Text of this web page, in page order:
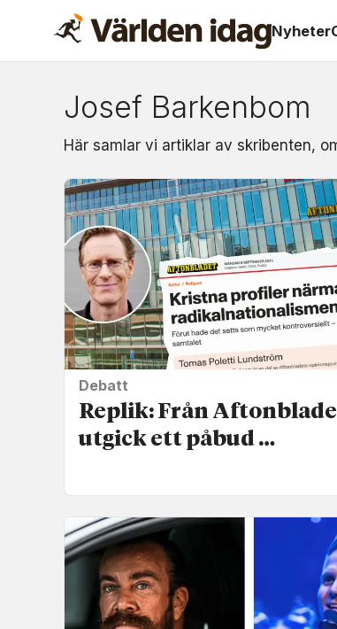
Nyheter
Om:
josef
barkenbom
Josef Barkenbom
Här samlar vi artiklar av skribenten,
Debatt
Replik: Från
utgick ett påbud …